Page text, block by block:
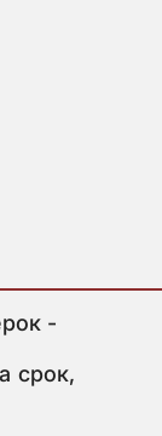
-
срок,